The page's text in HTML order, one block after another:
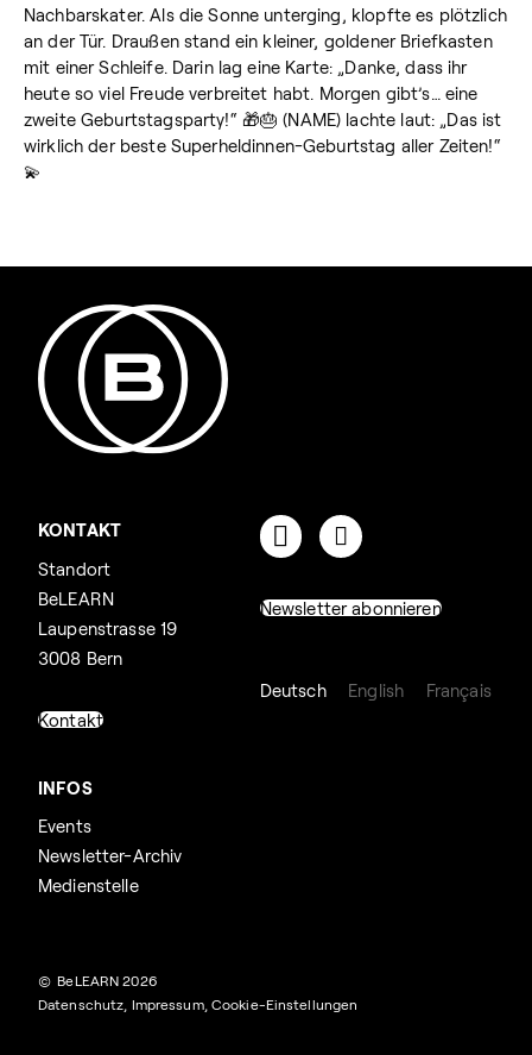
Nachbarskater. Als die Sonne unterging, klopfte es plötzlich
an der Tür. Draußen stand ein kleiner, goldener Briefkasten
mit einer Schleife. Darin lag eine Karte: „Danke, dass ihr
heute so viel Freude verbreitet habt. Morgen gibt’s… eine
zweite Geburtstagsparty!“ 🎁🎂 (NAME) lachte laut: „Das ist
wirklich der beste Superheldinnen-Geburtstag aller Zeiten!“
💫
KONTAKT
Standort
BeLEARN
Laupenstrasse 19
3008 Bern
Kontakt
INFOS
Events
Newsletter-Archiv
Medienstelle
Newsletter abonnieren
Deutsch English Français
© BeLEARN 2026
Datenschutz Impressum, Cookie-Einstellungen